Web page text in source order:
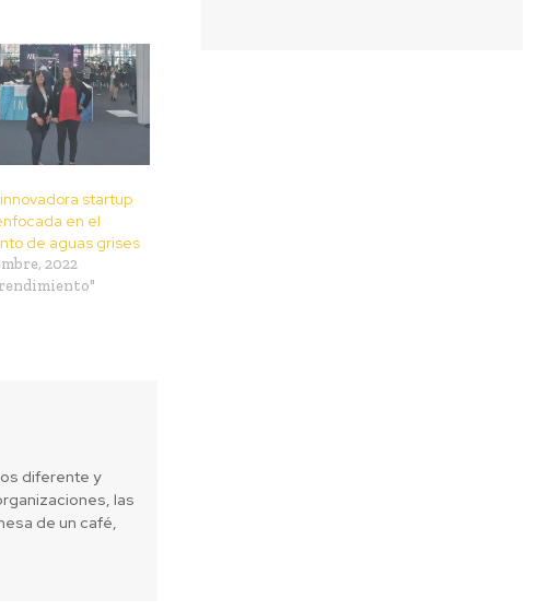
innovadora startup
en el
de aguas grises
2022
diferente y
las
de un café,